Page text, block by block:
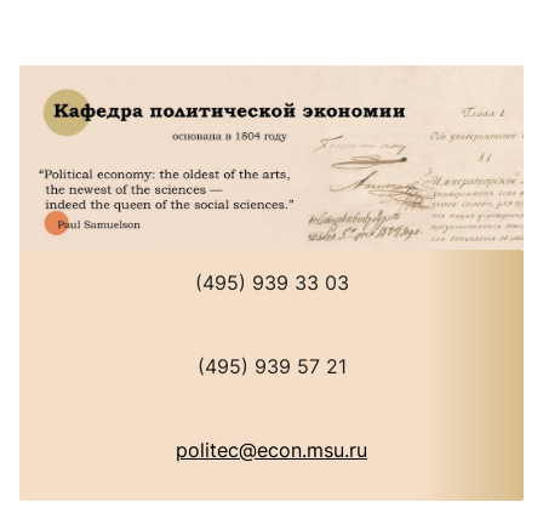
(495) 939 33 03
(495) 939 57 21
politec@econ.msu.ru